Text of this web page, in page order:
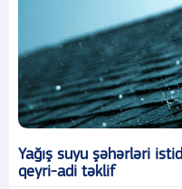
Yağış suyu şəhərləri
qeyri-adi təklif